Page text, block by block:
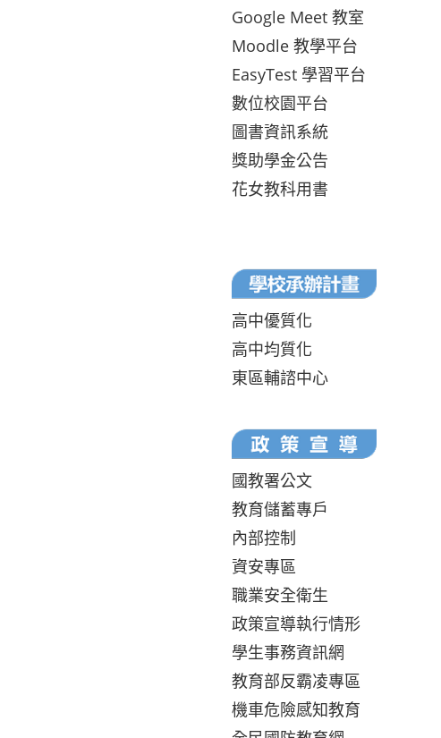
Google Meet 教室
Moodle 教學平台
EasyTest 學習平台
數位校園平台
圖書資訊系統
獎助學金公告
花女教科用書
高中優質化
高中均質化
東區輔諮中心
國教署公文
教育儲蓄專戶
內部控制
資安專區
職業安全衛生
政策宣導執行情形
學生事務資訊網
教育部反霸凌專區
機車危險感知教育